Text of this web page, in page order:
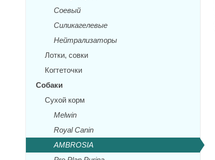
Соевый
Силикагелевые
Нейтрализаторы
Лотки, совки
Когтеточки
Собаки
Сухой корм
Melwin
Royal Canin
AMBROSIA